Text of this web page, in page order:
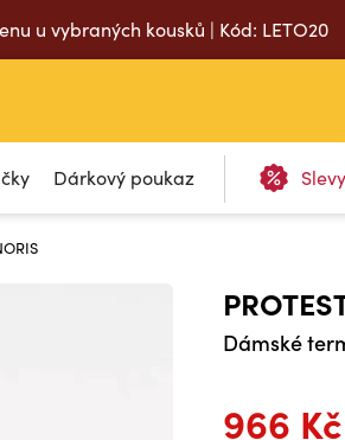
u vybraných kousků | Kód: LETO20
Dárkový poukaz Slevy
Dámské
966 Kč